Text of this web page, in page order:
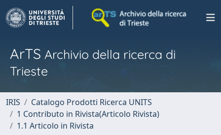
ArTS Archivio della ricerca di
Trieste
IRIS
Catalogo Prodotti Ricerca UNITS
1 Contributo in Rivista(Articolo Rivista)
1.1 Articolo in Rivista